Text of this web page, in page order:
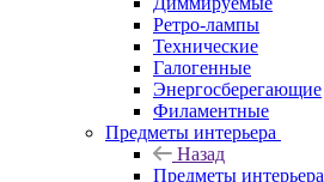
Ретро-лампы
Технические
Галогенные
Энергосберегающие
Филаментные
Предметы интерьера
Назад
Предметы интерьера